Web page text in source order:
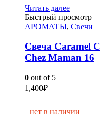
Читать далее
Быстрый просмотр
АРОМАТЫ, Свечи
Свеча Caramel
Chez Maman 16
0 out of 5
1,400₽
нет в наличии